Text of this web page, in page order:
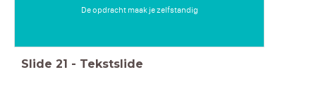
De opdracht maak je zelfstandig
Slide 21 - Tekstslide